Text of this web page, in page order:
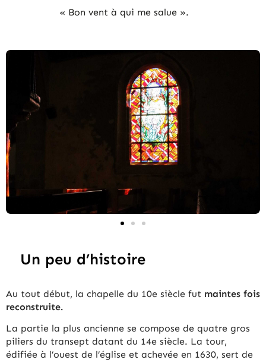
« Bon vent à qui me salue ».
Un peu d’histoire
Au tout début, la chapelle du 10e siècle fut maintes fois
reconstruite.
La partie la plus ancienne se compose de quatre gros
piliers du transept datant du 14e siècle. La tour,
édifiée à l’ouest de l’église et achevée en 1630, sert de